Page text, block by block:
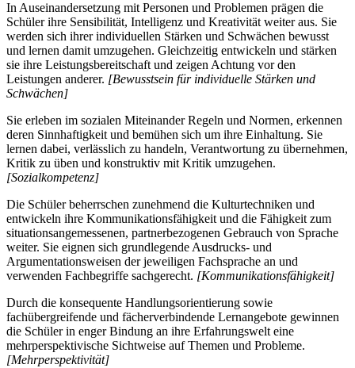
In Auseinandersetzung mit Personen und Problemen prägen die
Schüler ihre Sensibilität, Intelligenz und Kreativität weiter aus. Sie
werden sich ihrer individuellen Stärken und Schwächen bewusst
und lernen damit umzugehen. Gleichzeitig entwickeln und stärken
sie ihre Leistungsbereitschaft und zeigen Achtung vor den
Leistungen anderer. [Bewusstsein für individuelle Stärken und
Schwächen]
Sie erleben im sozialen Miteinander Regeln und Normen, erkennen
deren Sinnhaftigkeit und bemühen sich um ihre Einhaltung. Sie
lernen dabei, verlässlich zu handeln, Verantwortung zu übernehmen,
Kritik zu üben und konstruktiv mit Kritik umzugehen.
[Sozialkompetenz]
Die Schüler beherrschen zunehmend die Kulturtechniken und
entwickeln ihre Kommunikationsfähigkeit und die Fähigkeit zum
situationsangemessenen, partnerbezogenen Gebrauch von Sprache
weiter. Sie eignen sich grundlegende Ausdrucks- und
Argumentationsweisen der jeweiligen Fachsprache an und
verwenden Fachbegriffe sachgerecht. [Kommunikationsfähigkeit]
Durch die konsequente Handlungsorientierung sowie
fachübergreifende und fächerverbindende Lernangebote gewinnen
die Schüler in enger Bindung an ihre Erfahrungswelt eine
mehrperspektivische Sichtweise auf Themen und Probleme.
[Mehrperspektivität]